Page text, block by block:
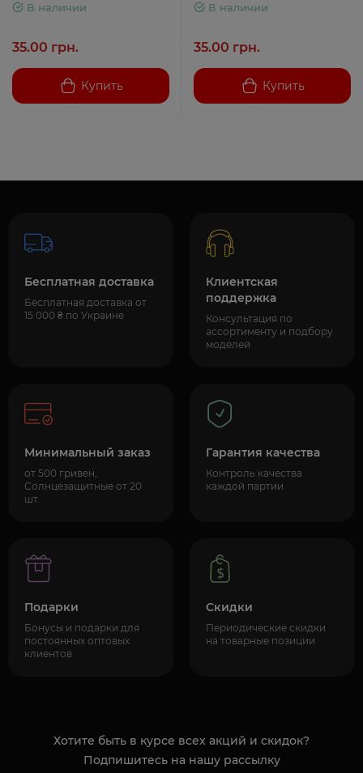
В наличии
35.00 грн.
Купить
В наличии
35.00 грн.
Купить
Бесплатная доставка
Бесплатная доставка от
15 000 ₴ по Украине
Клиентская
поддержка
Консультация по
ассортименту и подбору
моделей
Минимальный заказ
от 500 гривен,
Солнцезащитные от 20
шт.
Гарантия качества
Контроль качества
каждой партии
Подарки
Бонусы и подарки для
постоянных оптовых
клиентов
Скидки
Периодические скидки
на товарные позиции
Хотите быть в курсе всех акций и скидок?
Подпишитесь на нашу рассылку